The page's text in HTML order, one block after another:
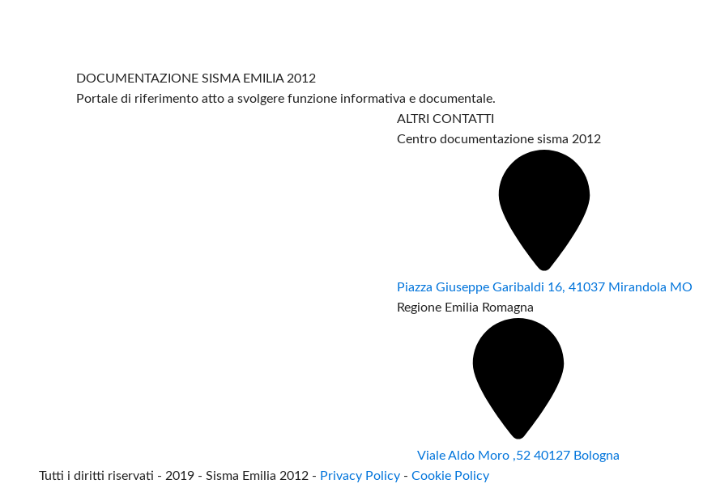
DOCUMENTAZIONE SISMA EMILIA 2012
Portale di riferimento atto a svolgere funzione informativa e documentale.
ALTRI CONTATTI
Centro documentazione sisma 2012
Piazza Giuseppe Garibaldi 16, 41037 Mirandola MO
Regione Emilia Romagna
Viale Aldo Moro ,52 40127 Bologna
Tutti i diritti riservati - 2019 - Sisma Emilia 2012 - Privacy Policy - Cookie Policy